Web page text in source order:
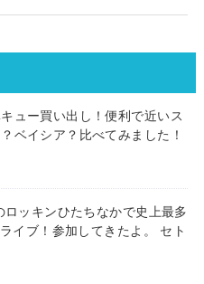
ュー買い出し！便利で近いス
ベイシア？比べてみました！
ッキンひたちなかで史上最多
イブ！参加してきたよ。 セト